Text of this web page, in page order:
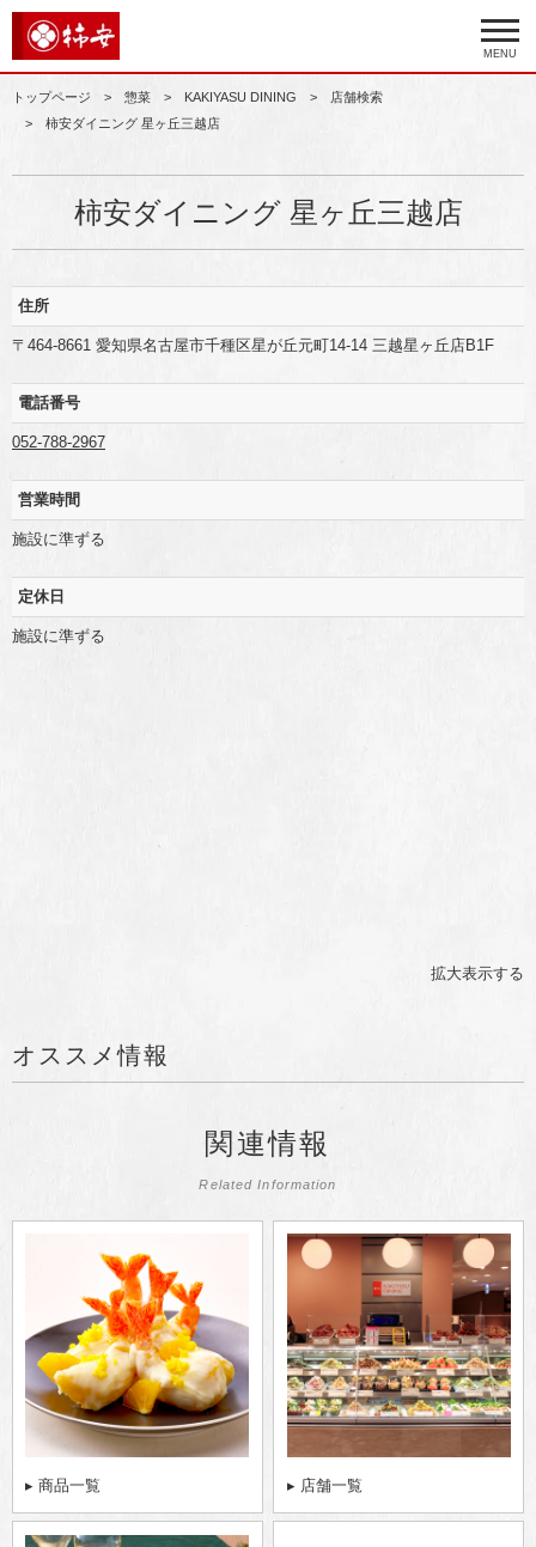
MENU
トップページ 惣菜 KAKIYASU DINING
店舗検索
柿安ダイニング 星ヶ丘三越店
柿安ダイニング 星ヶ丘三越店
住所
〒464-8661 愛知県名古屋市千種区星が丘元町14-14 三越星ヶ丘店B1F
電話番号
052-788-2967
営業時間
施設に準ずる
定休日
施設に準ずる
拡大表示する
オススメ情報
関連情報
Related Information
▸ 商品一覧 ▸ 店舗一覧